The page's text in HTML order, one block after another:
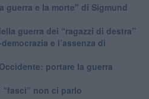
guerra e la morte" di Sigmund
guerra dei “ragazzi di destra”
e l’assenza di
portare la guerra
non ci parlo